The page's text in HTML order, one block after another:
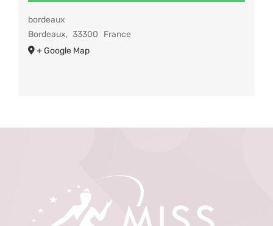
bordeaux
Bordeaux, 33300
France
+ Google Map